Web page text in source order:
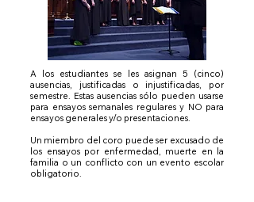
A los estudiantes se les asignan 5 (cinco)
ausencias, justificadas o injustificadas, por
semestre. Estas ausencias sólo pueden usarse
para ensayos semanales regulares y NO para
ensayos generales y/o presentaciones.
Un miembro del coro puede ser excusado de
los ensayos por enfermedad, muerte en la
familia o un conflicto con un evento escolar
obligatorio.